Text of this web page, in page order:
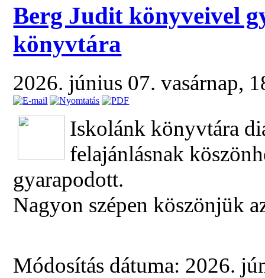
Berg Judit könyveivel
könyvtára
2026. június 07. vasárnap,
Iskolánk könyvtára
felajánlásnak
gyarapodott.
Nagyon szépen köszönjük
Módosítás dátuma: 2026.